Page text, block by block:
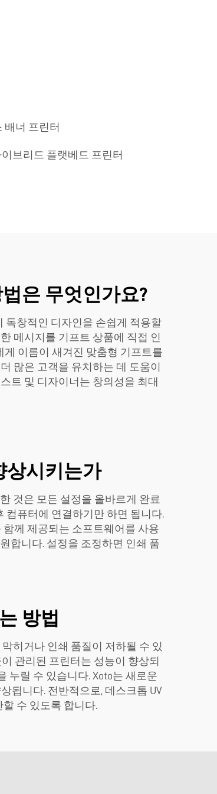
배너 프린터
브리드 플랫베드 프린터
은 무엇인가요?
독창적인 디자인을 손쉽게 적용할
메시지를 기프트 상품에 직접 인
이름이 새겨진 맞춤형 기프트를
많은 고객을 유치하는 데 도움이
트 및 디자이너는 창의성을 최대
상시키는가
것은 모든 설정을 올바르게 완료
컴퓨터에 연결하기만 하면 됩니다.
께 제공되는 소프트웨어를 사용
합니다. 설정을 조정하면 인쇄 품
방법
히거나 인쇄 품질이 저하될 수 있
관리된 프린터는 성능이 향상되
누릴 수 있습니다. Xoto는 새로운
됩니다. 전반적으로, 데스크톱 UV
수 있도록 합니다.